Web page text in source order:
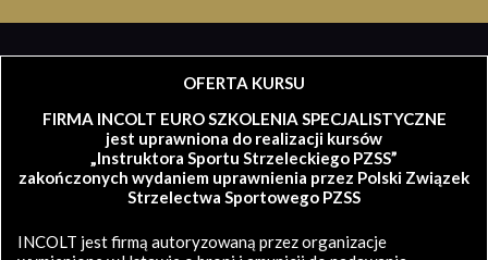
OFERTA KURSU
FIRMA INCOLT EURO SZKOLENIA SPECJALISTYCZNE
jest uprawniona do realizacji kursów
„Instruktora Sportu Strzeleckiego PZSS”
zakończonych wydaniem uprawnienia przez Polski Związek
Strzelectwa Sportowego PZSS
INCOLT jest firmą autoryzowaną przez organizacje